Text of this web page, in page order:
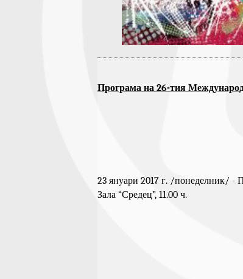
Програма на 26-тия
23 януари 2017 г. /понеделник/ -
Зала “Средец”, 11.00 ч.